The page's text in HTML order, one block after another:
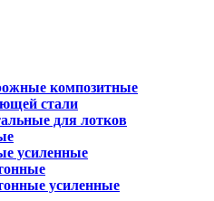
композитные
стали
для лотков
усиленные
усиленные